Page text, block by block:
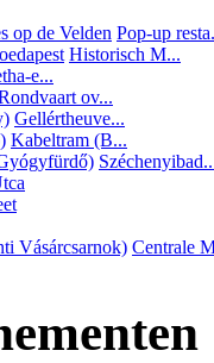
Pop-up
Historisch M...
e...
ov...
Gellértheuve...
Kabeltram (B...
Centrale